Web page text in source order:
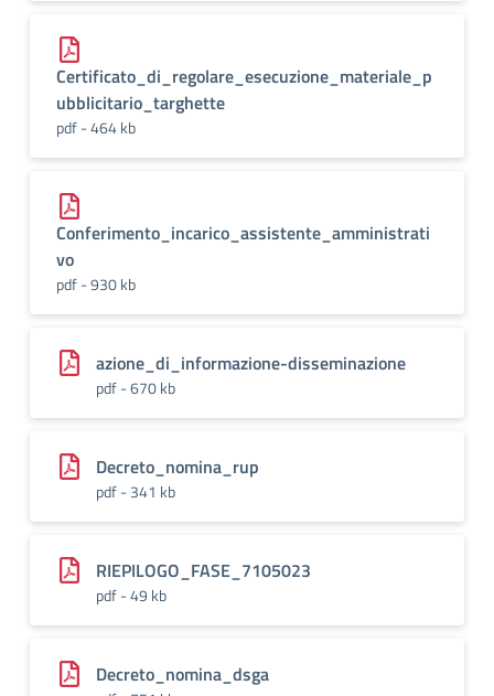
Certificato_di_regolare_esecuzione_materiale_p
ubblicitario_targhette
pdf - 464 kb
Conferimento_incarico_assistente_amministrati
vo
pdf - 930 kb
azione_di_informazione-disseminazione
pdf - 670 kb
Decreto_nomina_rup
pdf - 341 kb
RIEPILOGO_FASE_7105023
pdf - 49 kb
Decreto_nomina_dsga